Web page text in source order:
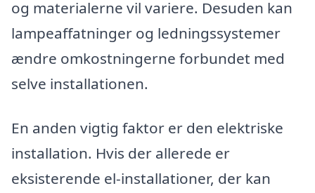
og materialerne vil variere. Desuden kan
lampeaffatninger og ledningssystemer
ændre omkostningerne forbundet med
selve installationen.
En anden vigtig faktor er den elektriske
installation. Hvis der allerede er
eksisterende el-installationer, der kan